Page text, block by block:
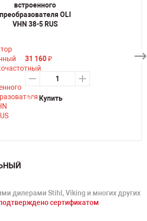
встроенного
преобразователя OLI
VHN 38-5 RUS
31 160₽
Купить
дилерами Stihl, Viking и многих других
сертификатом